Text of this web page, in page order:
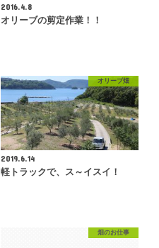
2016.4.8
オリーブの剪定作業！！
オリーブ畑
2019.6.14
軽トラックで、ス～イスイ！
畑のお仕事